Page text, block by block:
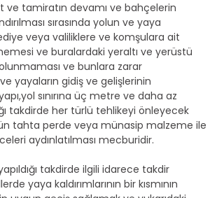
ve tamiratın devamı ve bahçelerin
sırasında yolun ve yaya
veya valiliklere ve komşulara ait
ve buralardaki yeraltı ve yerüstü
ve bunlara zarar
yayaların gidiş ve gelişlerinin
sınırına üç metre ve daha az
takdirde her türlü tehlikeyi önleyecek
tahta perde veya münasip malzeme ile
aydınlatılması mecburidir.
takdirde ilgili idarece takdir
yaya kaldırımlarının bir kısmının